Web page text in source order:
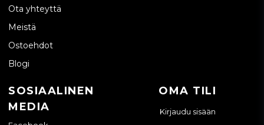
Ota yhteyttä
Meistä
Ostoehdot
Blogi
SOSIAALINEN
MEDIA
OMA TILI
Kirjaudu sisään